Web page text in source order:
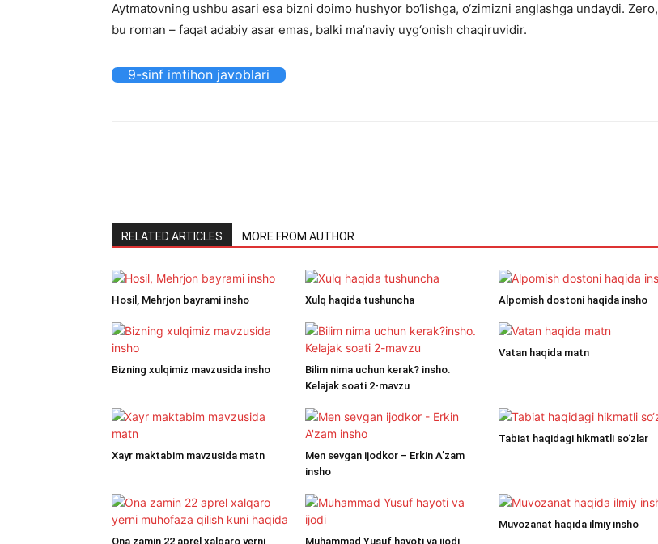
Aytmatovning ushbu asari esa bizni doimo hushyor bo‘lishga, o‘zimizni anglashga undaydi. Zero,
bu roman – faqat adabiy asar emas, balki ma’naviy uyg‘onish chaqiruvidir.
9-sinf imtihon javoblari
RELATED ARTICLES MORE FROM AUTHOR
Hosil, Mehrjon bayrami insho Xulq haqida tushuncha Alpomish dostoni haqida insho
Bizning xulqimiz mavzusida insho
Bilim nima uchun kerak? insho.
Kelajak soati 2-mavzu
Vatan haqida matn
Xayr maktabim mavzusida matn
Men sevgan ijodkor – Erkin A’zam
insho
Tabiat haqidagi hikmatli so‘zlar
Ona zamin 22 aprel xalqaro yerni Muhammad Yusuf hayoti va ijodi
Muvozanat haqida ilmiy insho